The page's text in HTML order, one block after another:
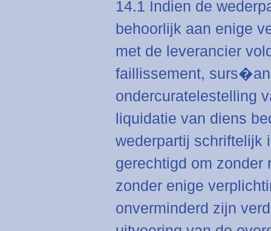
14.1 Indien de
behoorlijk aan enige
met de leverancier
faillissement,
ondercuratelestelling
liquidatie van diens
wederpartij schriftelijk
gerechtigd om zonder
zonder enige
onverminderd zijn